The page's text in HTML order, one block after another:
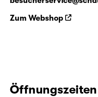
Zum Webshop